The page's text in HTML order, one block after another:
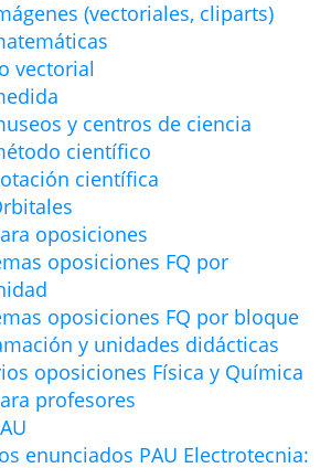
(vectoriales, cliparts)
vectorial
y centros de ciencia
científico
científica
oposiciones
oposiciones FQ por
oposiciones FQ por bloque
y unidades didácticas
oposiciones Física y Química
profesores
enunciados PAU Electrotecnia: